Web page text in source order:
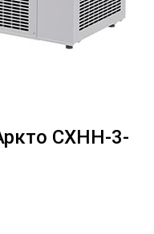
СХНН-3-